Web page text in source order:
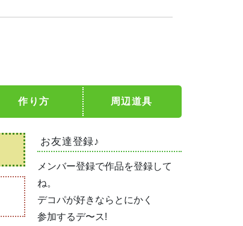
作り方 周辺道具
お友達登録♪
メンバー登録で作品を登録して
ね。
デコパが好きならとにかく
参加するデ〜ス!